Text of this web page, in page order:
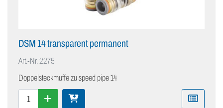
DSM 14 transparent permanent
Art.-Nr.2275
Doppelsteckmuffe zu speed pipe 14